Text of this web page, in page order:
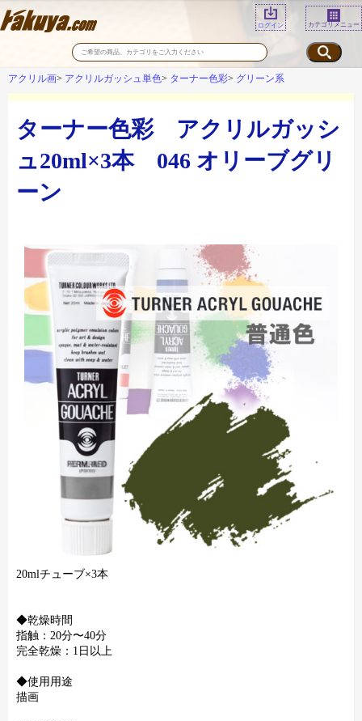
ログイン カテゴリメニュー
アクリル画 アクリルガッシュ単色 ターナー色彩 グリーン系
ターナー色彩 アクリルガッシ
ュ20ml×3本 046 オリーブグリ
ーン
20mlチューブ×3本
◆乾燥時間
指触：20分〜40分
完全乾燥：1日以上
◆使用用途
描画